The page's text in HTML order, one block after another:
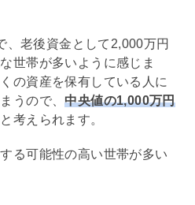
、老後資金として2,000万円
世帯が多いように感じま
の資産を保有している人に
うので、中央値の1,000万円
考えられます。
る可能性の高い世帯が多い